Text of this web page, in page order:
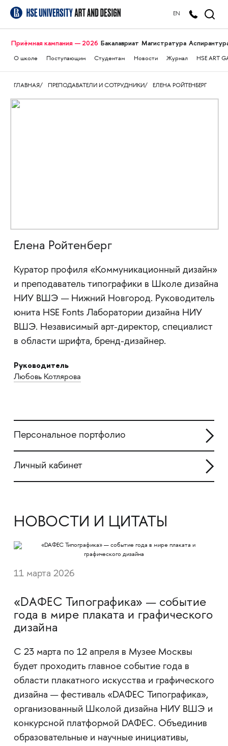
EN
Приёмная кампания — 2026 Бакалавриат Магистратура
О школе Поступающим Студентам Новости Журнал HSE ART
ГЛАВНАЯ ПРЕПОДАВАТЕЛИ И СОТРУДНИКИ ЕЛЕНА РОЙТЕНБЕРГ
Елена Ройтенберг
Куратор профиля «Коммуникационный дизайн»
и преподаватель типографики в Школе дизайна
НИУ ВШЭ — Нижний Новгород. Руководитель
юнита HSE Fonts Лаборатории дизайна НИУ
ВШЭ. Независимый арт-директор, специалист
в области шрифта, бренд-дизайнер.
Руководитель
Любовь Котлярова
Персональное портфолио
Личный кабинет
НОВОСТИ И ЦИТАТЫ
11 марта 2026
«DAФЕС Типографика» — событие
года в мире плаката и графического
дизайна
С 23 марта по 12 апреля в Музее Москвы
будет проходить главное событие года в
области плакатного искусства и графического
дизайна — фестиваль «DAФЕС Типографика»,
организованный Школой дизайна НИУ ВШЭ и
конкурсной платформой DAФЕС. Объединив
образовательные и научные инициативы,